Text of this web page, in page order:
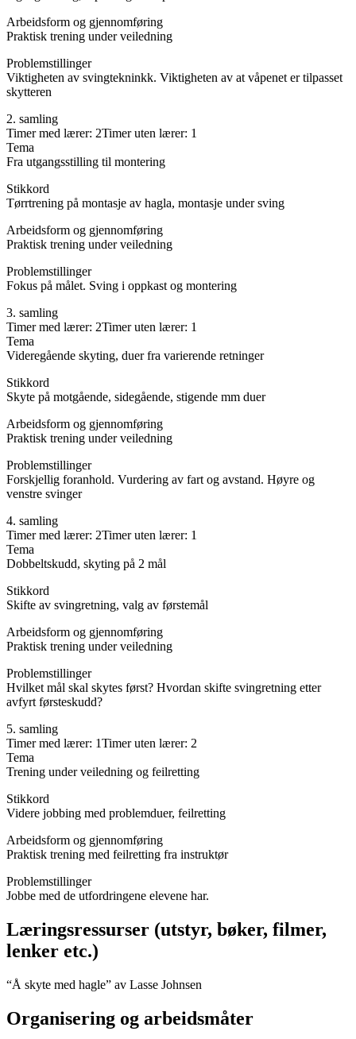
Arbeidsform og gjennomføring
Praktisk trening under veiledning
Problemstillinger
Viktigheten av svingtekninkk. Viktigheten av at våpenet er tilpasset
skytteren
2. samling
Timer med lærer: 2Timer uten lærer: 1
Tema
Fra utgangsstilling til montering
Stikkord
Tørrtrening på montasje av hagla, montasje under sving
Arbeidsform og gjennomføring
Praktisk trening under veiledning
Problemstillinger
Fokus på målet. Sving i oppkast og montering
3. samling
Timer med lærer: 2Timer uten lærer: 1
Tema
Videregående skyting, duer fra varierende retninger
Stikkord
Skyte på motgående, sidegående, stigende mm duer
Arbeidsform og gjennomføring
Praktisk trening under veiledning
Problemstillinger
Forskjellig foranhold. Vurdering av fart og avstand. Høyre og
venstre svinger
4. samling
Timer med lærer: 2Timer uten lærer: 1
Tema
Dobbeltskudd, skyting på 2 mål
Stikkord
Skifte av svingretning, valg av førstemål
Arbeidsform og gjennomføring
Praktisk trening under veiledning
Problemstillinger
Hvilket mål skal skytes først? Hvordan skifte svingretning etter
avfyrt førsteskudd?
5. samling
Timer med lærer: 1Timer uten lærer: 2
Tema
Trening under veiledning og feilretting
Stikkord
Videre jobbing med problemduer, feilretting
Arbeidsform og gjennomføring
Praktisk trening med feilretting fra instruktør
Problemstillinger
Jobbe med de utfordringene elevene har.
Læringsressurser (utstyr, bøker, filmer,
lenker etc.)
“Å skyte med hagle” av Lasse Johnsen
Organisering og arbeidsmåter